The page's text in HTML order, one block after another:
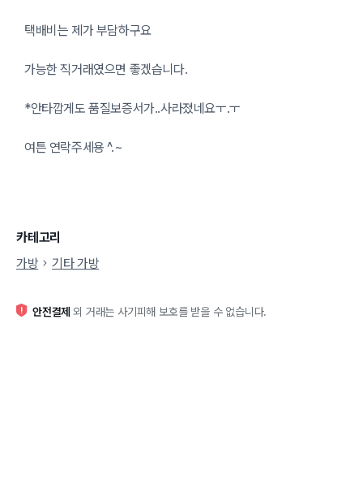
택배비는 제가 부담하구요
가능한 직거래였으면 좋겠습니다.
*안타깝게도 품질보증서가..사라졌네요ㅜ.ㅜ
여튼 연락주세용 ^.~
카테고리
가방
기타 가방
안전결제 외 거래는 사기피해 보호를 받을 수 없습니다.